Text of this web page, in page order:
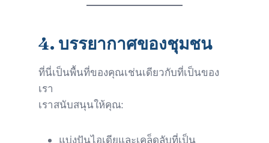
4. บรรยากาศของชุมชน
ที่นี่เป็นพื้นที่ของคุณเช่นเดียวกับที่เป็นของ
เรา
เราสนับสนุนให้คุณ:
แบ่งปันไอเดียและเคล็ดลับที่เป็น